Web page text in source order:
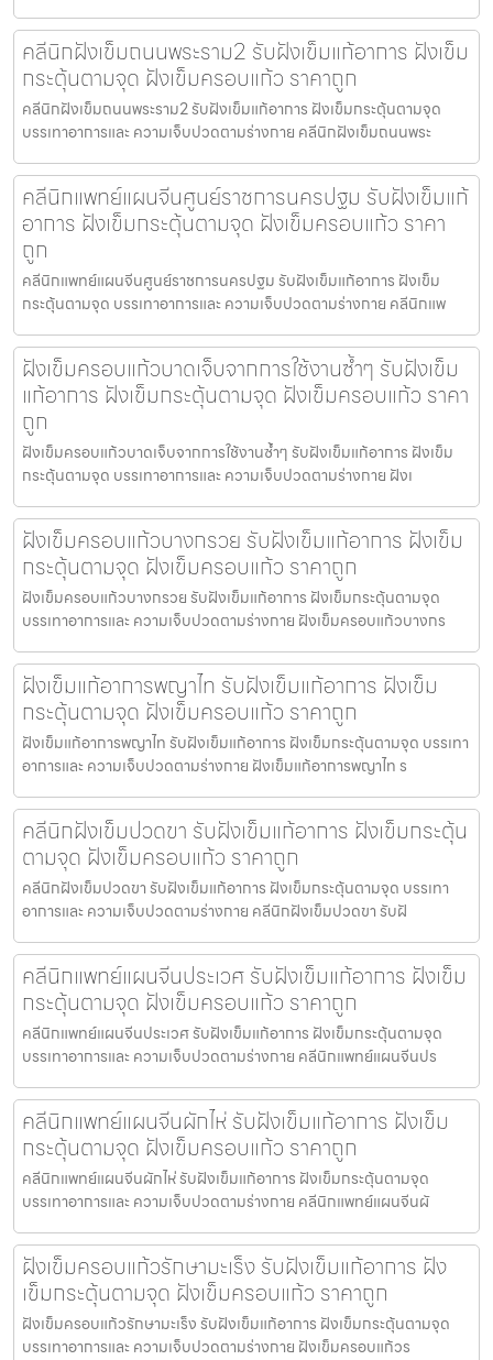
คลีนิกฝังเข็มถนนพระราม2 รับฝังเข็มแก้อาการ ฝังเข็ม
กระตุ้นตามจุด ฝังเข็มครอบแก้ว ราคาถูก
คลีนิกฝังเข็มถนนพระราม2 รับฝังเข็มแก้อาการ ฝังเข็มกระตุ้นตามจุด
บรรเทาอาการและ ความเจ็บปวดตามร่างกาย คลีนิกฝังเข็มถนนพระ
คลีนิกแพทย์แผนจีนศูนย์ราชการนครปฐม รับฝังเข็มแก้
อาการ ฝังเข็มกระตุ้นตามจุด ฝังเข็มครอบแก้ว ราคา
ถูก
คลีนิกแพทย์แผนจีนศูนย์ราชการนครปฐม รับฝังเข็มแก้อาการ ฝังเข็ม
กระตุ้นตามจุด บรรเทาอาการและ ความเจ็บปวดตามร่างกาย คลีนิกแพ
ฝังเข็มครอบแก้วบาดเจ็บจากการใช้งานซ้ำๆ รับฝังเข็ม
แก้อาการ ฝังเข็มกระตุ้นตามจุด ฝังเข็มครอบแก้ว ราคา
ถูก
ฝังเข็มครอบแก้วบาดเจ็บจากการใช้งานซ้ำๆ รับฝังเข็มแก้อาการ ฝังเข็ม
กระตุ้นตามจุด บรรเทาอาการและ ความเจ็บปวดตามร่างกาย ฝังเ
ฝังเข็มครอบแก้วบางกรวย รับฝังเข็มแก้อาการ ฝังเข็ม
กระตุ้นตามจุด ฝังเข็มครอบแก้ว ราคาถูก
ฝังเข็มครอบแก้วบางกรวย รับฝังเข็มแก้อาการ ฝังเข็มกระตุ้นตามจุด
บรรเทาอาการและ ความเจ็บปวดตามร่างกาย ฝังเข็มครอบแก้วบางกร
ฝังเข็มแก้อาการพญาไท รับฝังเข็มแก้อาการ ฝังเข็ม
กระตุ้นตามจุด ฝังเข็มครอบแก้ว ราคาถูก
ฝังเข็มแก้อาการพญาไท รับฝังเข็มแก้อาการ ฝังเข็มกระตุ้นตามจุด บรรเทา
อาการและ ความเจ็บปวดตามร่างกาย ฝังเข็มแก้อาการพญาไท ร
คลีนิกฝังเข็มปวดขา รับฝังเข็มแก้อาการ ฝังเข็มกระตุ้น
ตามจุด ฝังเข็มครอบแก้ว ราคาถูก
คลีนิกฝังเข็มปวดขา รับฝังเข็มแก้อาการ ฝังเข็มกระตุ้นตามจุด บรรเทา
อาการและ ความเจ็บปวดตามร่างกาย คลีนิกฝังเข็มปวดขา รับฝั
คลีนิกแพทย์แผนจีนประเวศ รับฝังเข็มแก้อาการ ฝังเข็ม
กระตุ้นตามจุด ฝังเข็มครอบแก้ว ราคาถูก
คลีนิกแพทย์แผนจีนประเวศ รับฝังเข็มแก้อาการ ฝังเข็มกระตุ้นตามจุด
บรรเทาอาการและ ความเจ็บปวดตามร่างกาย คลีนิกแพทย์แผนจีนปร
คลีนิกแพทย์แผนจีนผักไห่ รับฝังเข็มแก้อาการ ฝังเข็ม
กระตุ้นตามจุด ฝังเข็มครอบแก้ว ราคาถูก
คลีนิกแพทย์แผนจีนผักไห่ รับฝังเข็มแก้อาการ ฝังเข็มกระตุ้นตามจุด
บรรเทาอาการและ ความเจ็บปวดตามร่างกาย คลีนิกแพทย์แผนจีนผั
ฝังเข็มครอบแก้วรักษามะเร็ง รับฝังเข็มแก้อาการ ฝัง
เข็มกระตุ้นตามจุด ฝังเข็มครอบแก้ว ราคาถูก
ฝังเข็มครอบแก้วรักษามะเร็ง รับฝังเข็มแก้อาการ ฝังเข็มกระตุ้นตามจุด
บรรเทาอาการและ ความเจ็บปวดตามร่างกาย ฝังเข็มครอบแก้วร